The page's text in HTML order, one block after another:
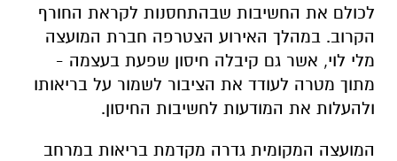
לכולם את החשיבות שבהתחסנות לקראת החורף
הקרוב. במהלך האירוע הצטרפה חברת המועצה
מלי לוי, אשר גם קיבלה חיסון שפעת בעצמה -
מתוך מטרה לעודד את הציבור לשמור על בריאותו
ולהעלות את המודעות לחשיבות החיסון.
המועצה המקומית גדרה מקדמת בריאות במרחב